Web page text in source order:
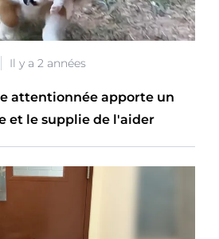
Il y a 2 années
attentionnée apporte un
et le supplie de l'aider